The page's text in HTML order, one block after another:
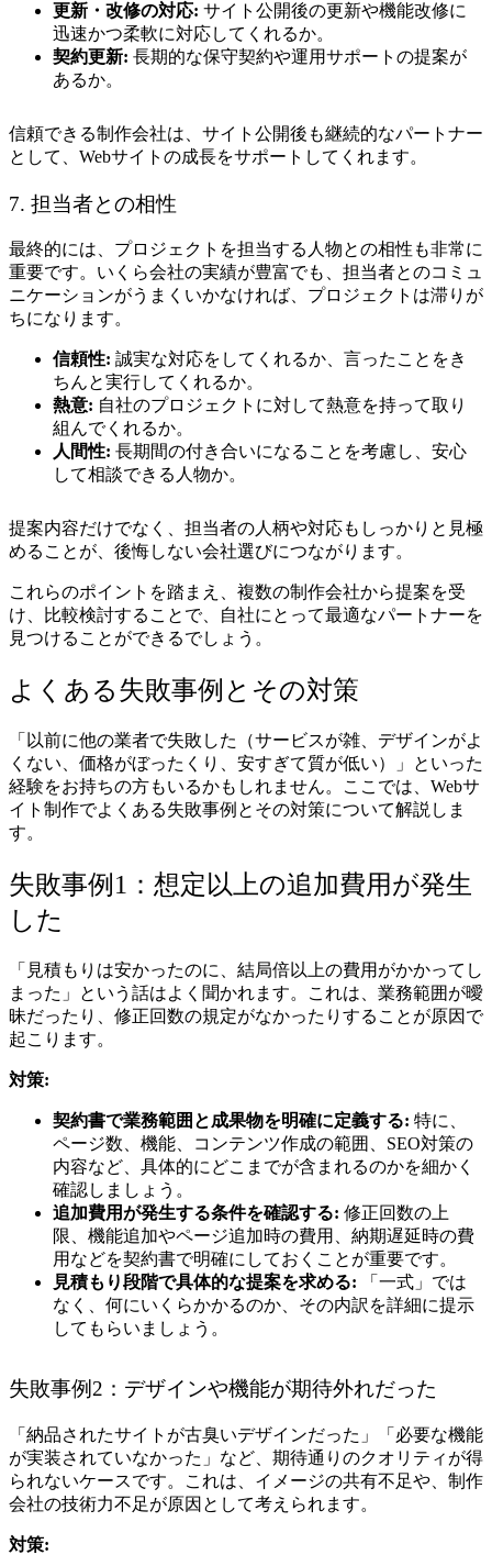
更新・改修の対応: サイト公開後の更新や機能改修に
迅速かつ柔軟に対応してくれるか。
契約更新: 長期的な保守契約や運用サポートの提案が
あるか。
信頼できる制作会社は、サイト公開後も継続的なパートナー
として、Webサイトの成長をサポートしてくれます。
7. 担当者との相性
最終的には、プロジェクトを担当する人物との相性も非常に
重要です。いくら会社の実績が豊富でも、担当者とのコミュ
ニケーションがうまくいかなければ、プロジェクトは滞りが
ちになります。
信頼性: 誠実な対応をしてくれるか、言ったことをき
ちんと実行してくれるか。
熱意: 自社のプロジェクトに対して熱意を持って取り
組んでくれるか。
人間性: 長期間の付き合いになることを考慮し、安心
して相談できる人物か。
提案内容だけでなく、担当者の人柄や対応もしっかりと見極
めることが、後悔しない会社選びにつながります。
これらのポイントを踏まえ、複数の制作会社から提案を受
け、比較検討することで、自社にとって最適なパートナーを
見つけることができるでしょう。
よくある失敗事例とその対策
「以前に他の業者で失敗した（サービスが雑、デザインがよ
くない、価格がぼったくり、安すぎて質が低い）」といった
経験をお持ちの方もいるかもしれません。ここでは、Webサ
イト制作でよくある失敗事例とその対策について解説しま
す。
失敗事例1：想定以上の追加費用が発生
した
「見積もりは安かったのに、結局倍以上の費用がかかってし
まった」という話はよく聞かれます。これは、業務範囲が曖
昧だったり、修正回数の規定がなかったりすることが原因で
起こります。
対策:
契約書で業務範囲と成果物を明確に定義する: 特に、
ページ数、機能、コンテンツ作成の範囲、SEO対策の
内容など、具体的にどこまでが含まれるのかを細かく
確認しましょう。
追加費用が発生する条件を確認する: 修正回数の上
限、機能追加やページ追加時の費用、納期遅延時の費
用などを契約書で明確にしておくことが重要です。
見積もり段階で具体的な提案を求める: 「一式」では
なく、何にいくらかかるのか、その内訳を詳細に提示
してもらいましょう。
失敗事例2：デザインや機能が期待外れだった
「納品されたサイトが古臭いデザインだった」「必要な機能
が実装されていなかった」など、期待通りのクオリティが得
られないケースです。これは、イメージの共有不足や、制作
会社の技術力不足が原因として考えられます。
対策: